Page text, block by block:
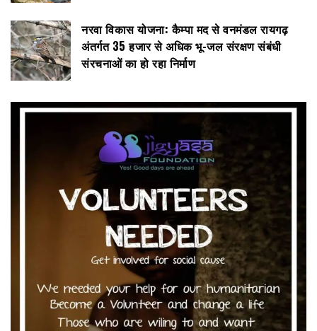
नरवा विकास योजना: कैम्पा मद से वनमंडल रायगढ़
अंतर्गत 35 हजार से अधिक भू-जल संरक्षण संबंधी
संरचनाओं का हो रहा निर्माण